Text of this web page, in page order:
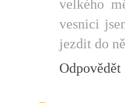
velkého
vesnici
jezdit do
Odpovědět